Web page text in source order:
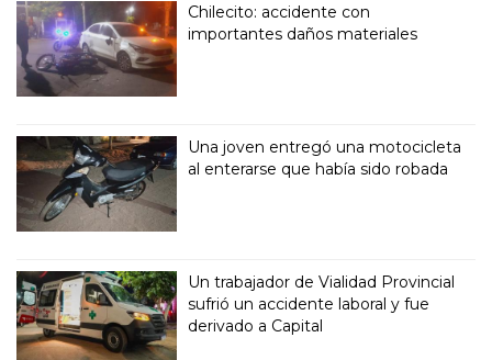
Chilecito: accidente con
importantes daños materiales
Una joven entregó una motocicleta
al enterarse que había sido robada
Un trabajador de Vialidad Provincial
sufrió un accidente laboral y fue
derivado a Capital